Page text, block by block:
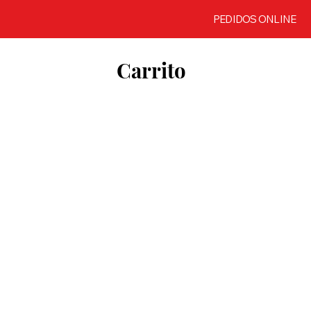
PEDIDOS ONLINE
Carrito